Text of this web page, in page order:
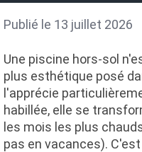
Publié le 13 juillet 2026
Une piscine hors-sol
plus esthétique posé
l'apprécie
habillée, elle se
les mois les plus
pas en vacances).